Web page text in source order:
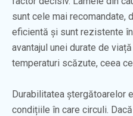
sunt cele mai recomandate,
eficientă și sunt rezistente
avantajul unei durate de
temperaturi scăzute, ceea
Durabilitatea ștergătoarelor
condițiile în care circuli.